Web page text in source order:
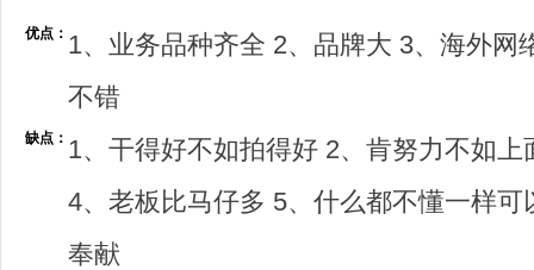
优点： 1、业务品种齐全 2、品牌大 3、海外网
不错
缺点： 1、干得好不如拍得好 2、肯努力不如
4、老板比马仔多 5、什么都不懂一样
奉献